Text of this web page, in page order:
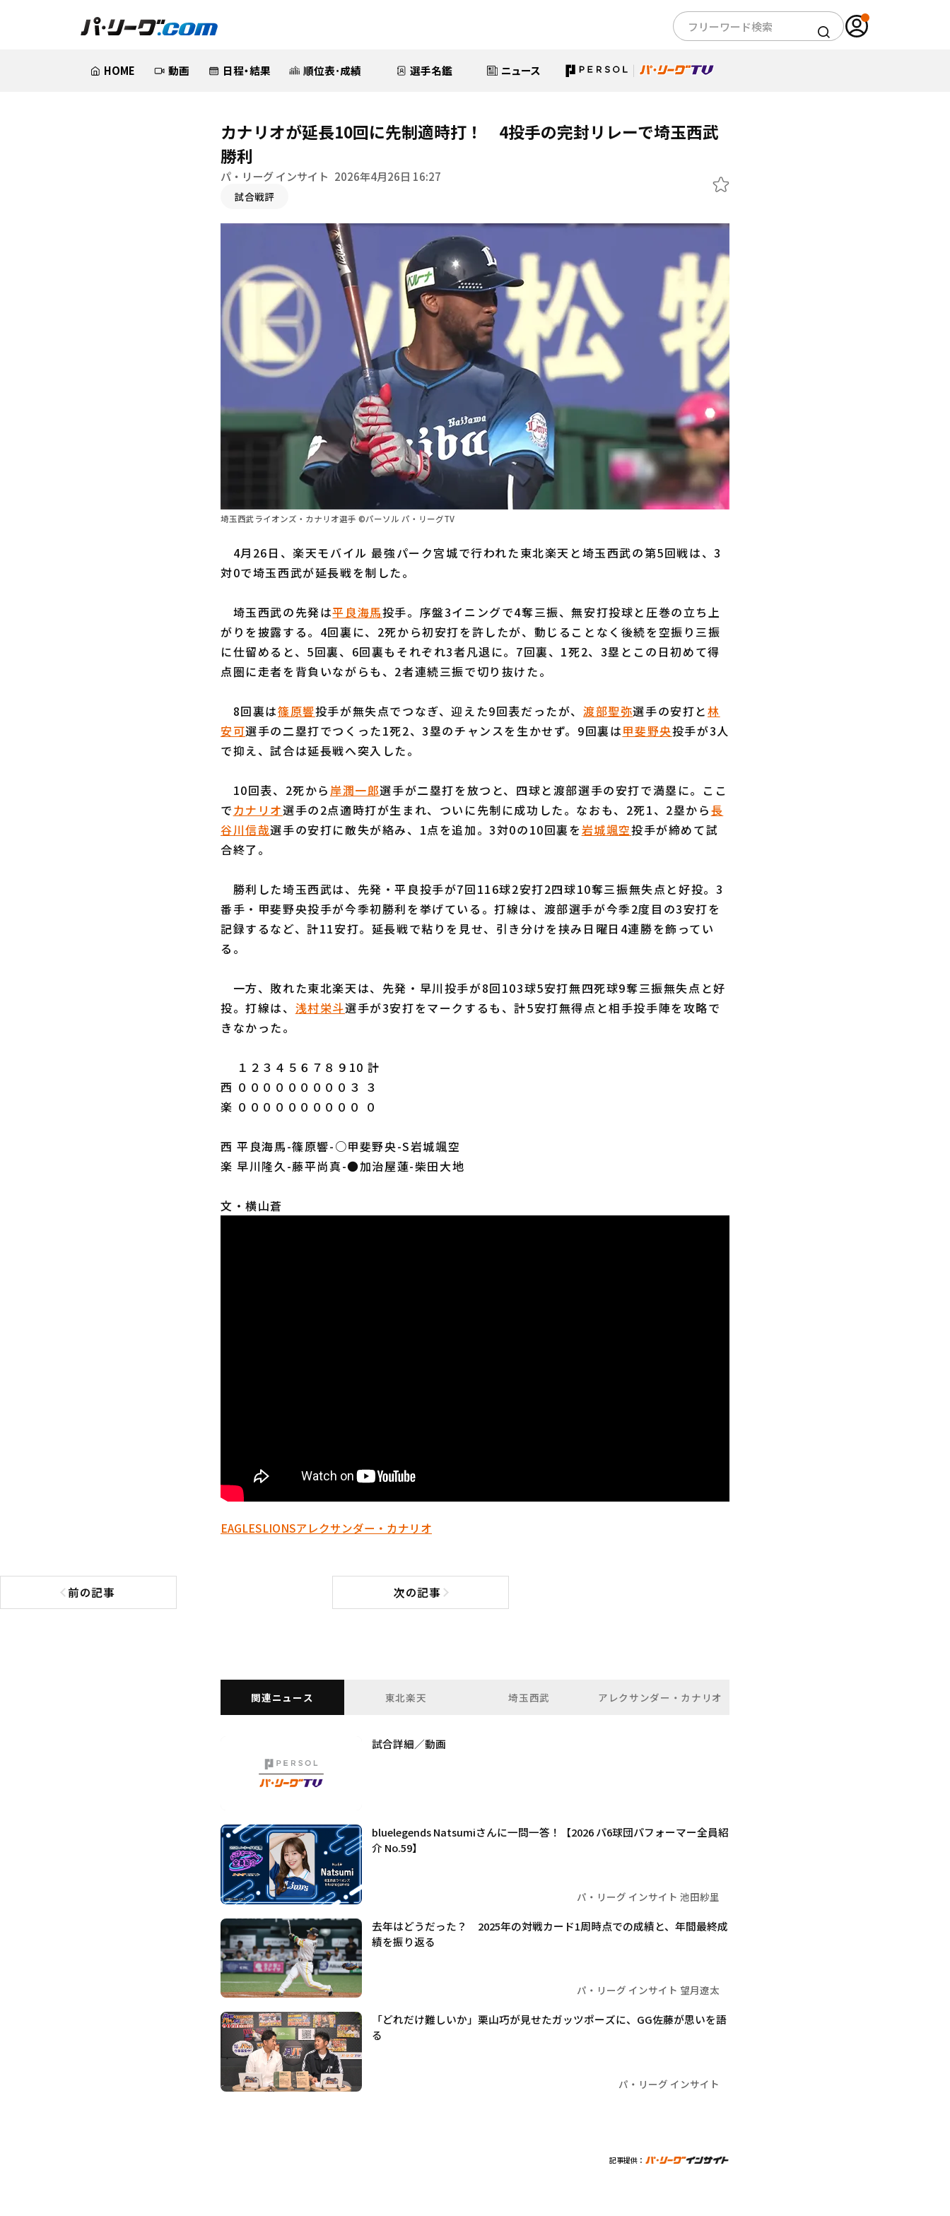
HOME 動画 日程・結果 順位表･成績 選手名鑑 ニュース
カナリオが延長10回に先制適時打！ 4投手の完封リレーで埼玉西武
勝利
パ・リーグ インサイト 2026年4月26日 16:27
試合戦評
埼玉西武ライオンズ・カナリオ選手 ©パーソル パ・リーグTV
4月26日、楽天モバイル 最強パーク宮城で行われた東北楽天と埼玉西武の第5回戦は、3
対0で埼玉西武が延長戦を制した。
埼玉西武の先発は平良海馬投手。序盤3イニングで4奪三振、無安打投球と圧巻の立ち上
がりを披露する。4回裏に、2死から初安打を許したが、動じることなく後続を空振り三振
に仕留めると、5回裏、6回裏もそれぞれ3者凡退に。7回裏、1死2、3塁とこの日初めて得
点圏に走者を背負いながらも、2者連続三振で切り抜けた。
8回裏は篠原響投手が無失点でつなぎ、迎えた9回表だったが、渡部聖弥選手の安打と林
安可選手の二塁打でつくった1死2、3塁のチャンスを生かせず。9回裏は甲斐野央投手が3人
で抑え、試合は延長戦へ突入した。
10回表、2死から岸潤一郎選手が二塁打を放つと、四球と渡部選手の安打で満塁に。ここ
でカナリオ選手の2点適時打が生まれ、ついに先制に成功した。なおも、2死1、2塁から長
谷川信哉選手の安打に敵失が絡み、1点を追加。3対0の10回裏を岩城颯空投手が締めて試
合終了。
勝利した埼玉西武は、先発・平良投手が7回116球2安打2四球10奪三振無失点と好投。3
番手・甲斐野央投手が今季初勝利を挙げている。打線は、渡部選手が今季2度目の3安打を
記録するなど、計11安打。延長戦で粘りを見せ、引き分けを挟み日曜日4連勝を飾ってい
る。
一方、敗れた東北楽天は、先発・早川投手が8回103球5安打無四死球9奪三振無失点と好
投。打線は、 浅村栄斗選手が3安打をマークするも、計5安打無得点と相手投手陣を攻略で
きなかった。
１２３４５６７８９10 計
西 ０００００００００３ ３
楽 ００００００００００ ０
西 平良海馬-篠原響-○甲斐野央-S岩城颯空
楽 早川隆久-藤平尚真-●加治屋蓮-柴田大地
文・横山蒼
EAGLESLIONSアレクサンダー・カナリオ
前の記事
前の記事へ 次の記事次の記事へ
関連ニュース 東北楽天 埼玉西武 アレクサンダー・カナリオ
試合詳細／動画
bluelegends Natsumiさんに一問一答！【2026 パ6球団パフォーマー全員紹
介 No.59】
パ・リーグ インサイト 池田紗里
去年はどうだった？ 2025年の対戦カード1周時点での成績と、年間最終成
績を振り返る
パ・リーグ インサイト 望月遼太
「どれだけ難しいか」栗山巧が見せたガッツポーズに、GG佐藤が思いを語
る
パ・リーグ インサイト
記事提供：